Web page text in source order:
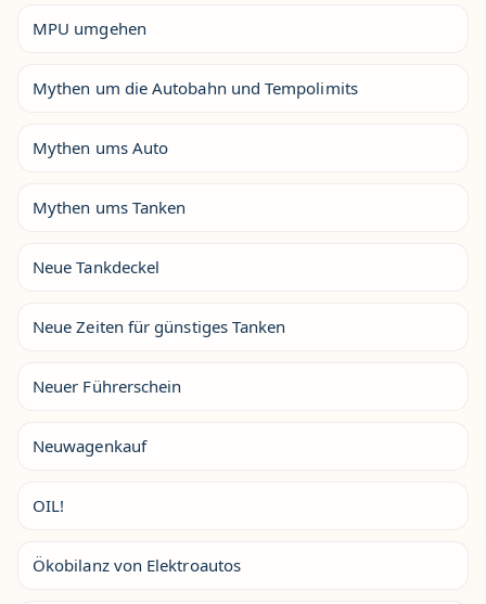
MPU umgehen
Mythen um die Autobahn und Tempolimits
Mythen ums Auto
Mythen ums Tanken
Neue Tankdeckel
Neue Zeiten für günstiges Tanken
Neuer Führerschein
Neuwagenkauf
OIL!
Ökobilanz von Elektroautos